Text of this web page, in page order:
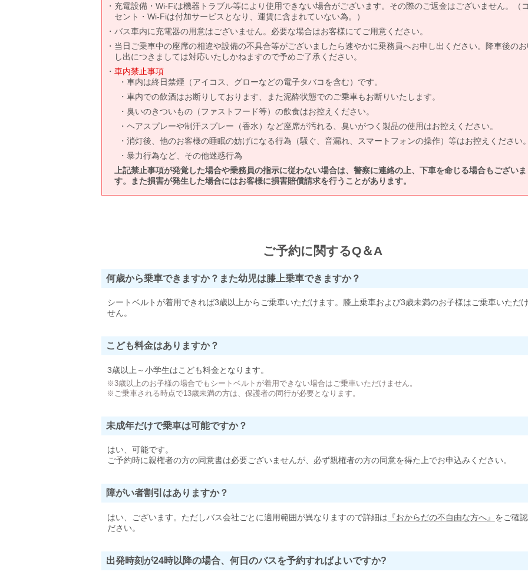
充電設備・Wi-Fiは機器トラブル等により使用できない場合がございます。その際のご返金はございません。（
セント・Wi-Fiは付加サービスとなり、運賃に含まれていない為。）
バス車内に充電器の用意はございません。必要な場合はお客様にてご用意ください。
当日ご乗車中の座席の相違や設備の不具合等がございましたら速やかに乗務員へお申し出ください。降車後の
し出につきましては対応いたしかねますので予めご了承ください。
車内禁止事項
車内は終日禁煙（アイコス、グローなどの電子タバコを含む）です。
車内での飲酒はお断りしております、また泥酔状態でのご乗車もお断りいたします。
臭いのきついもの（ファストフード等）の飲食はお控えください。
ヘアスプレーや制汗スプレー（香水）など座席が汚れる、臭いがつく製品の使用はお控えください。
消灯後、他のお客様の睡眠の妨げになる行為（騒ぐ、音漏れ、スマートフォンの操作）等はお控えください
暴力行為など、その他迷惑行為
上記禁止事項が発覚した場合や乗務員の指示に従わない場合は、警察に連絡の上、下車を命じる場合もございま
す。また損害が発生した場合にはお客様に損害賠償請求を行うことがあります。
ご予約に関するQ＆A
何歳から乗車できますか？また幼児は膝上乗車できますか？
シートベルトが着用できれば3歳以上からご乗車いただけます。膝上乗車および3歳未満のお子様はご乗車いただ
せん。
こども料金はありますか？
3歳以上～小学生はこども料金となります。
※3歳以上のお子様の場合でもシートベルトが着用できない場合はご乗車いただけません。
※ご乗車される時点で13歳未満の方は、保護者の同行が必要となります。
未成年だけで乗車は可能ですか？
はい、可能です。
ご予約時に親権者の方の同意書は必要ございませんが、必ず親権者の方の同意を得た上でお申込みください。
障がい者割引はありますか？
はい、ございます。ただしバス会社ごとに適用範囲が異なりますので詳細は 『おからだの不自由な方へ』 をご確
ださい。
出発時刻が24時以降の場合、何日のバスを予約すればよいですか?